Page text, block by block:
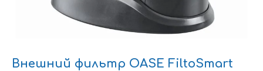
Внешний фильтр OASE FiltoSmart